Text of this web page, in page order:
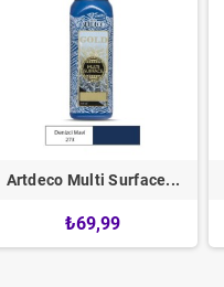
Artdeco Multi Surface...
₺69,99